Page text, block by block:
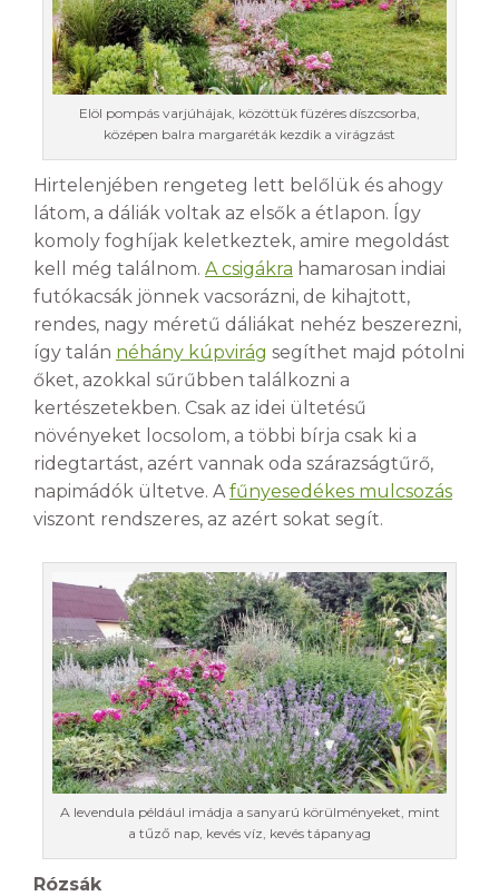
Elöl pompás varjúhájak, közöttük füzéres díszcsorba,
középen balra margaréták kezdik a virágzást
Hirtelenjében rengeteg lett belőlük és ahogy
látom, a dáliák voltak az elsők a étlapon. Így
komoly foghíjak keletkeztek, amire megoldást
kell még találnom. A csigákra hamarosan indiai
futókacsák jönnek vacsorázni, de kihajtott,
rendes, nagy méretű dáliákat nehéz beszerezni,
így talán néhány kúpvirág segíthet majd pótolni
őket, azokkal sűrűbben találkozni a
kertészetekben. Csak az idei ültetésű
növényeket locsolom, a többi bírja csak ki a
ridegtartást, azért vannak oda szárazságtűrő,
napimádók ültetve. Afűnyesedékes mulcsozás
viszont rendszeres, az azért sokat segít.
A levendula például imádja a sanyarú körülményeket, mint
a tűző nap, kevés víz, kevés tápanyag
Rózsák